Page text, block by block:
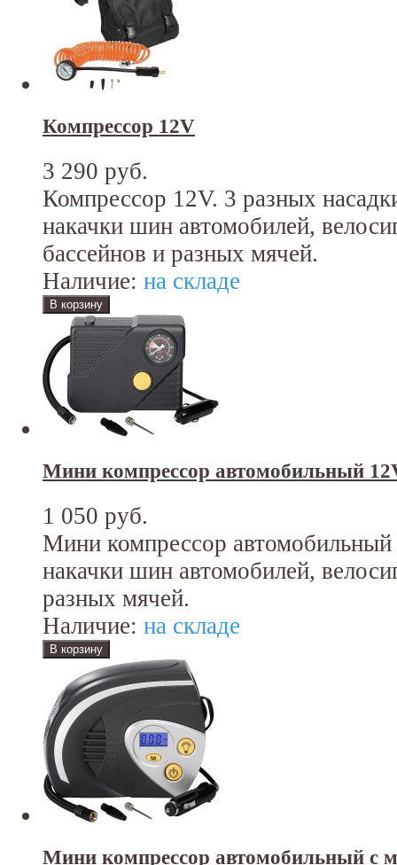
Компрессор 12V
3 290 руб.
Компрессор 12V. 3 разных
накачки шин автомобилей,
бассейнов и разных мячей.
Наличие: на складе
Мини компрессор автомобильный
1 050 руб.
Мини компрессор
накачки шин автомобилей,
разных мячей.
Наличие: на складе
Мини компрессор автомобильный с